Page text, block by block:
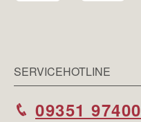
SERVICEHOTLINE
09351 97400